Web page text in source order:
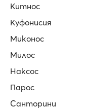
Китнос
Куфонисия
Миконос
Милос
Наксос
Парос
Санторини